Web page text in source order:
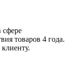
сфере
товаров 4 года.